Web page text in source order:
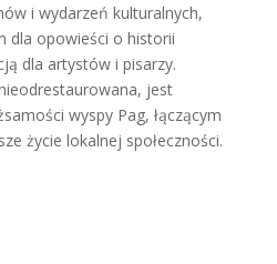
i wydarzeń kulturalnych,
dla opowieści o historii
dla artystów i pisarzy.
jest
wyspy Pag, łączącym
życie lokalnej społeczności.